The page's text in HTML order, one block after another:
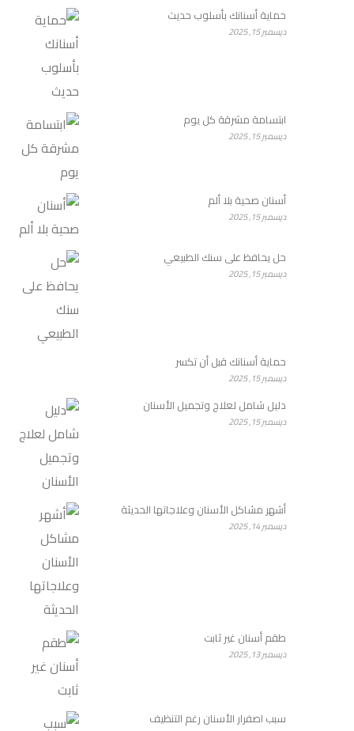
حماية أسنانك بأسلوب حديث
ديسمبر 15, 2025
ابتسامة مشرقة كل يوم
ديسمبر 15, 2025
أسنان صحية بلا ألم
ديسمبر 15, 2025
حل يحافظ على سنك الطبيعي
ديسمبر 15, 2025
حماية أسنانك قبل أن تكسر
ديسمبر 15, 2025
دليل شامل لعلاج وتجميل الأسنان
ديسمبر 15, 2025
أشهر مشاكل الأسنان وعلاجاتها الحديثة
ديسمبر 14, 2025
طقم أسنان غير ثابت
ديسمبر 13, 2025
سبب اصفرار الأسنان رغم التنظيف